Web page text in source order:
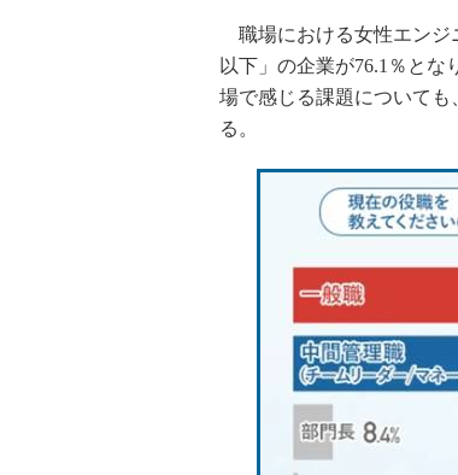
職場における女性エンジ
以下」の企業が76.1％と
場で感じる課題について
る。